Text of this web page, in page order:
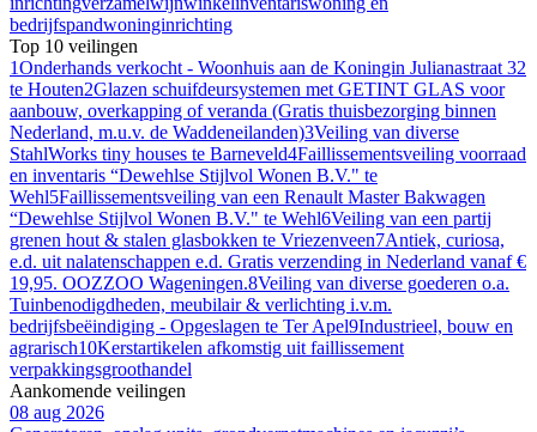
bedrijfspandwoninginrichting
Top 10 veilingen
1Onderhands verkocht - Woonhuis aan de Koningin Julianastraat 32
te Houten2Glazen schuifdeursystemen met GETINT GLAS voor
aanbouw, overkapping of veranda (Gratis thuisbezorging binnen
Nederland, m.u.v. de Waddeneilanden)3Veiling van diverse
StahlWorks tiny houses te Barneveld4Faillissementsveiling voorraad
en inventaris “Dewehlse Stijlvol Wonen B.V." te
Wehl5Faillissementsveiling van een Renault Master Bakwagen
“Dewehlse Stijlvol Wonen B.V." te Wehl6Veiling van een partij
grenen hout & stalen glasbokken te Vriezenveen7Antiek, curiosa,
e.d. uit nalatenschappen e.d. Gratis verzending in Nederland vanaf €
19,95. OOZZOO Wageningen.8Veiling van diverse goederen o.a.
Tuinbenodigdheden, meubilair & verlichting i.v.m.
bedrijfsbeëindiging - Opgeslagen te Ter Apel9Industrieel, bouw en
agrarisch10Kerstartikelen afkomstig uit faillissement
verpakkingsgroothandel
Aankomende veilingen
08 aug 2026